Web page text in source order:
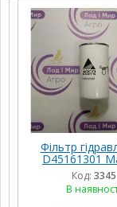
Фільтр
D45161301
Ferguson
Код: 3345
В